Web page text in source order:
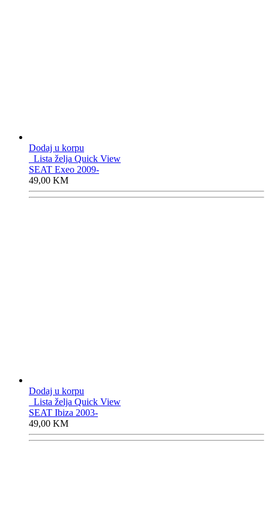
Dodaj u korpu
Lista želja Quick View
SEAT Exeo 2009-
49,00 KM
Dodaj u korpu
Lista želja Quick View
SEAT Ibiza 2003-
49,00 KM